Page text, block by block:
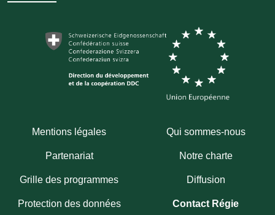
Mentions légales Qui sommes-nous
Partenariat Notre charte
Grille des programmes Diffusion
Protection des données Contact Régie